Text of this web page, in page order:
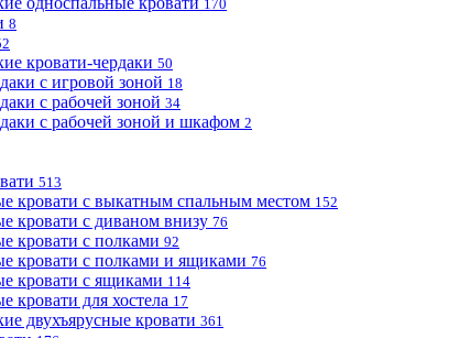
170
8
кровати-чердаки 50
с игровой зоной 18
с рабочей зоной 34
с рабочей зоной и шкафом 2
513
кровати с выкатным спальным местом 152
кровати с диваном внизу 76
кровати с полками 92
кровати с полками и ящиками 76
кровати с ящиками 114
кровати для хостела 17
двухъярусные кровати 361